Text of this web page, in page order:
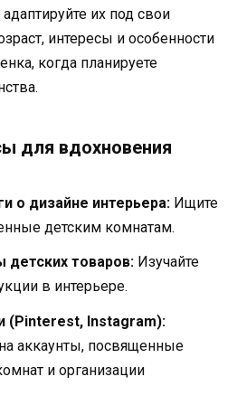
их под свои
интересы и особенности
когда планируете
для вдохновения
о дизайне интерьера: Ищите
детским комнатам.
детских товаров: Изучайте
в интерьере.
(Pinterest, Instagram):
аккаунты, посвященные
и организации